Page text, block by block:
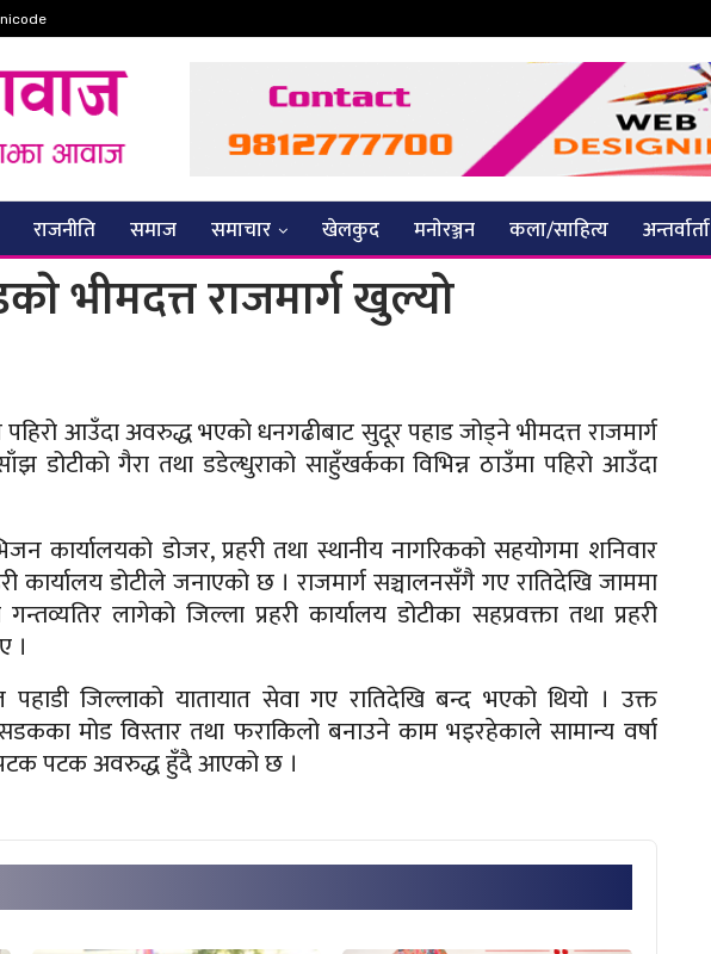
राजनीति समाज समाचार खेलकुद मनाेरञ्जन कला/साहित्य अन्तर्वार्ता
भीमदत्त राजमार्ग खुल्यो
पहिरो आउँदा अवरुद्ध भएको धनगढीबाट सुदूर पहाड जोड्ने भीमदत्त राजमार्ग
डोटीको गैरा तथा डडेल्धुराको साहुँखर्कका विभिन्न ठाउँमा पहिरो आउँदा
कार्यालयको डोजर, प्रहरी तथा स्थानीय नागरिकको सहयोगमा शनिवार
कार्यालय डोटीले जनाएको छ । राजमार्ग सञ्चालनसँगै गए रातिदेखि जाममा
लागेको जिल्ला प्रहरी कार्यालय डोटीका सहप्रवक्ता तथा प्रहरी
।
पहाडी जिल्लाको यातायात सेवा गए रातिदेखि बन्द भएको थियो । उक्त
सडकका मोड विस्तार तथा फराकिलो बनाउने काम भइरहेकाले सामान्य वर्षा
पटक अवरुद्ध हुँदै आएको छ ।